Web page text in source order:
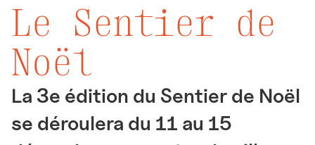
Le Sentier de
Noël
La 3e édition du Sentier de Noël
se déroulera du 11 au 15